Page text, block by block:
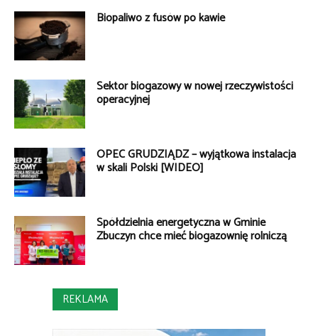
Biopaliwo z fusów po kawie
Sektor biogazowy w nowej rzeczywistości
operacyjnej
OPEC GRUDZIĄDZ – wyjątkowa instalacja
w skali Polski [WIDEO]
Spółdzielnia energetyczna w Gminie
Zbuczyn chce mieć biogazownię rolniczą
REKLAMA